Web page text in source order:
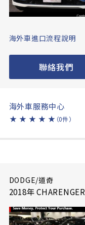
海外車進口流程說明
聯絡我們
海外車服務中心
★ ★ ★ ★ ★ （0件）
DODGE/道奇
2018年 CHARENGER